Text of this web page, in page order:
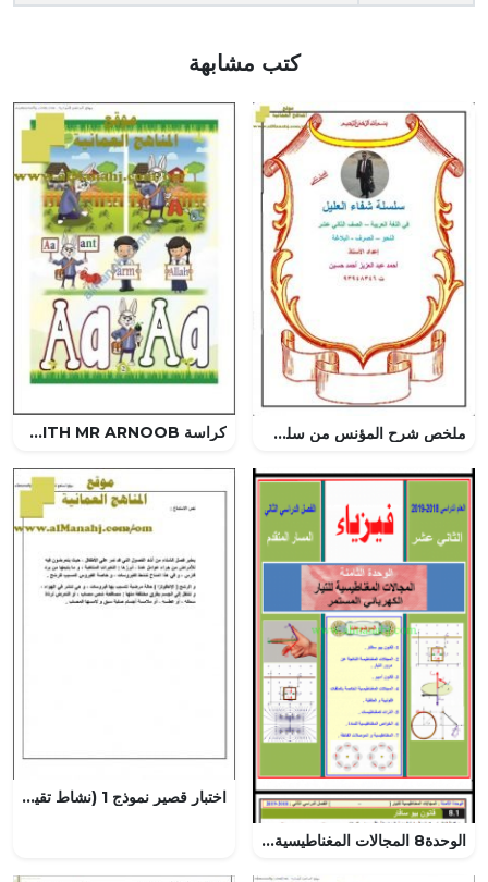
كتب مشابهة
ملخص شرح المؤنس من سلسلة شفاء العليل -جزء 2 (لغة عربية) الثاني عشر كراسة LETS LEARN ENGLISH WITH MR ARNOOB (لغة انجليزية) الأول
الوحدة8 المجالات المغناطيسية للتيار الكهربائي المستمر, (فيزياء) الثاني عشر المتقدم
اختبار قصير نموذج 1 (نشاط تقييمي) (لغة عربية) الرابع